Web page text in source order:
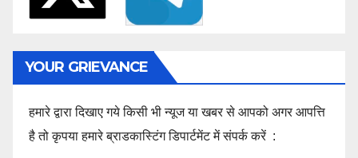
YOUR GRIEVANCE
हमारे द्वारा दिखाए गये किसी भी न्यूज या खबर से आपको अगर आपत्ति
है तो कृपया हमारे ब्राडकास्टिंग डिपार्टमेंट में संपर्क करें :